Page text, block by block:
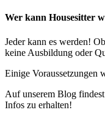
Wer kann Housesitter
Jeder kann es werden!
keine Ausbildung oder
Einige Voraussetzungen
Auf unserem Blog
Infos zu erhalten!